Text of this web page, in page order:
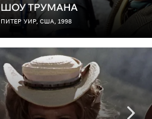
ШОУ ТРУМАНА
ПИТЕР УИР, США, 1998